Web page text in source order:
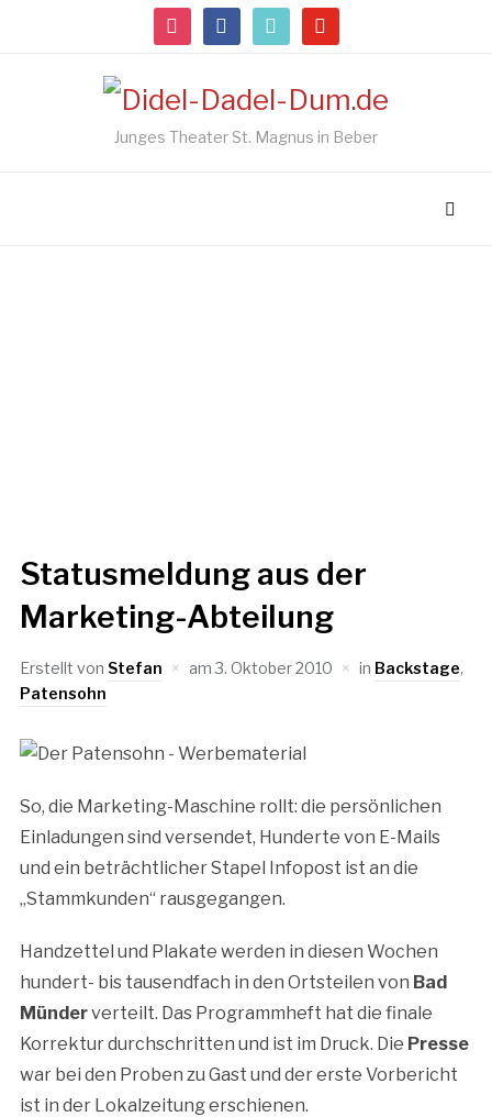
instagramfacebooktiktok youtube
Junges Theater St. Magnus in Beber
Statusmeldung aus der
Marketing-Abteilung
Erstellt von Stefan am3. Oktober 2010 in Backstage,
Patensohn
So, die Marketing-Maschine rollt: die persönlichen
Einladungen sind versendet, Hunderte von E-Mails
und ein beträchtlicher Stapel Infopost ist an die
„Stammkunden“ rausgegangen.
Handzettel und Plakate werden in diesen Wochen
hundert- bis tausendfach in den Ortsteilen von Bad
Münderverteilt. Das Programmheft hat die finale
Korrektur durchschritten und ist im Druck. Die Presse
war bei den Proben zu Gast und der erste Vorbericht
ist in der Lokalzeitung erschienen.